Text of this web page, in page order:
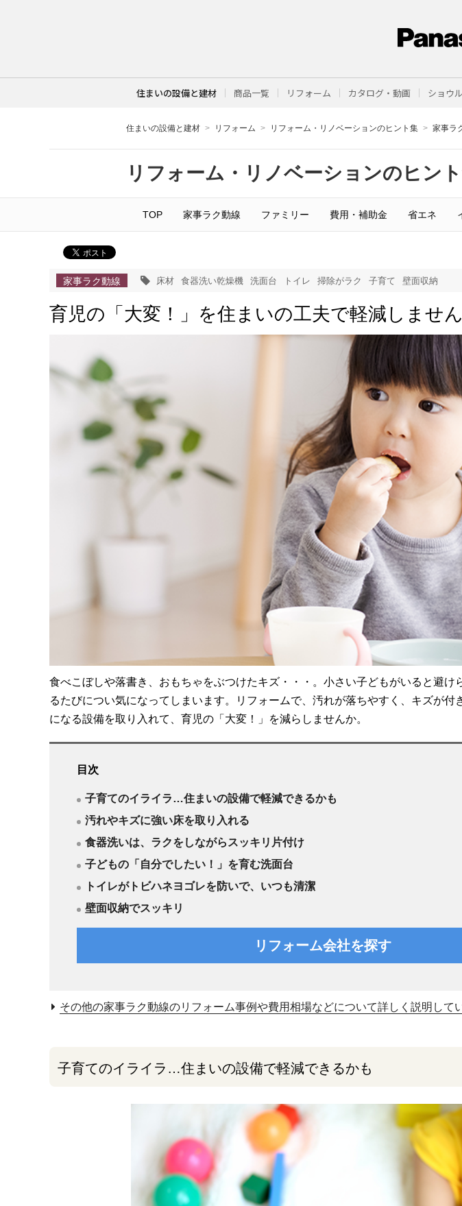
住まいの設備と建材 商品一覧 リフォーム カタログ・動画 ショウ
住まいの設備と建材 リフォーム リフォーム・リノベーションのヒント集 家事ラ
リフォーム・リノベーションのヒン
TOP 家事ラク動線 ファミリー 費用・補助金 省エネ
家事ラク動線 床材 食器洗い乾燥機 洗面台 トイレ 掃除がラク 子育て 壁面収納
育児の「大変！」を住まいの工夫で軽減しませ
食べこぼしや落書き、おもちゃをぶつけたキズ・・・。小さい子どもがいると避け
るたびについ気になってしまいます。リフォームで、汚れが落ちやすく、キズが付
になる設備を取り入れて、育児の「大変！」を減らしませんか。
目次
子育てのイライラ…住まいの設備で軽減できるかも
汚れやキズに強い床を取り入れる
食器洗いは、ラクをしながらスッキリ片付け
子どもの「自分でしたい！」を育む洗面台
トイレがトビハネヨゴレを防いで、いつも清潔
壁面収納でスッキリ
リフォーム会社を探す
その他の家事ラク動線のリフォーム事例や費用相場などについて詳しく説明して
子育てのイライラ…住まいの設備で軽減できるかも